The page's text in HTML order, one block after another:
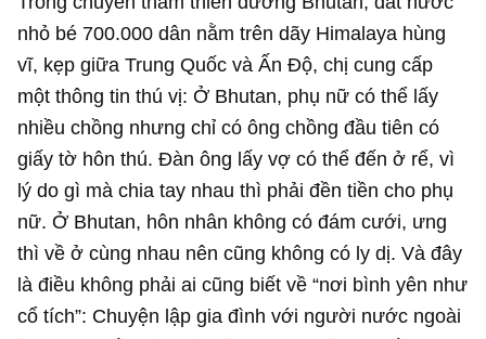
nhỏ bé 700.000 dân nằm trên dãy Himalaya hùng
vĩ, kẹp giữa Trung Quốc và Ấn Độ, chị cung cấp
một thông tin thú vị: Ở Bhutan, phụ nữ có thể lấy
nhiều chồng nhưng chỉ có ông chồng đầu tiên có
giấy tờ hôn thú. Đàn ông lấy vợ có thể đến ở rể, vì
lý do gì mà chia tay nhau thì phải đền tiền cho phụ
nữ. Ở Bhutan, hôn nhân không có đám cưới, ưng
thì về ở cùng nhau nên cũng không có ly dị. Và đây
là điều không phải ai cũng biết về “nơi bình yên như
cổ tích”: Chuyện lập gia đình với người nước ngoài